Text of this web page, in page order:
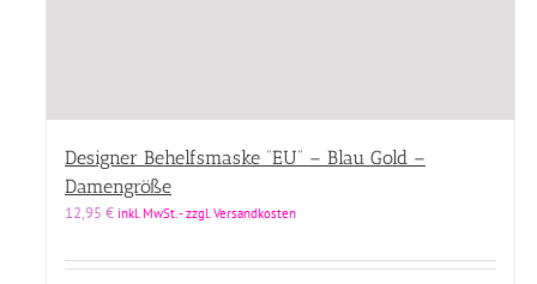
Designer Behelfsmaske “EU” – Blau Gold –
Damengröße
12,95 € inkl. MwSt. - zzgl. Versandkosten